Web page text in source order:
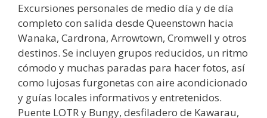
Excursiones personales de medio día y de día
completo con salida desde Queenstown hacia
Wanaka, Cardrona, Arrowtown, Cromwell y otros
destinos. Se incluyen grupos reducidos, un ritmo
cómodo y muchas paradas para hacer fotos, así
como lujosas furgonetas con aire acondicionado
y guías locales informativos y entretenidos.
Puente LOTR y Bungy, desfiladero de Kawarau,